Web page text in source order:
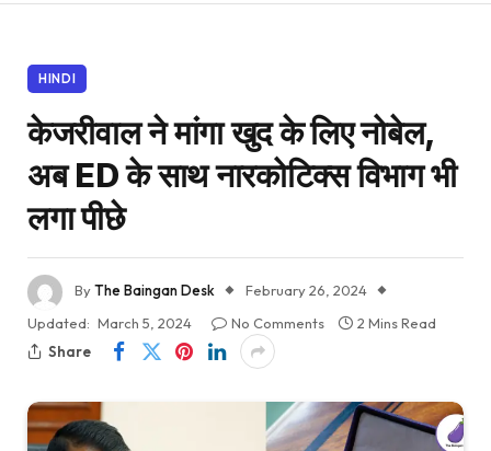
HINDI
केजरीवाल ने मांगा खुद के लिए नोबेल,
अब ED के साथ नारकोटिक्स विभाग भी
लगा पीछे
ByThe Baingan Desk
February 26, 2024
Updated: March 5, 2024 No Comments
2 Mins Read
Share